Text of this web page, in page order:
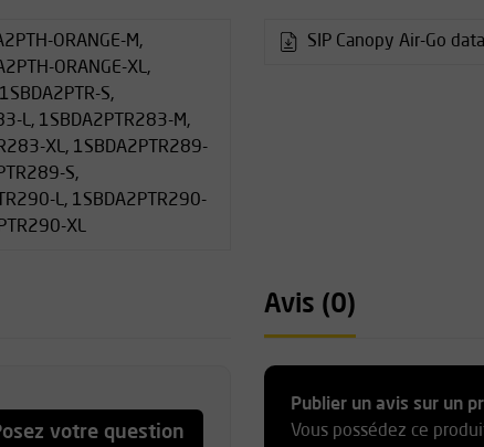
contre les coupes
vêtements de travail)
(polyester/élasthanne),
salissures avec Teflon®
ORANGE-M,
ORANGE-XL,
S,
L, 1SBDA2PTR283-M,
XL, 1SBDA2PTR289-
S,
L, 1SBDA2PTR290-
XL
SIP Canopy Air-Go
votre question
Avis (0)
Publier un avis sur un
Vous possédez ce